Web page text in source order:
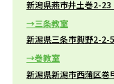
新潟県燕市井土巻2-
三条教室
新潟県三条市興野2-2-
巻教室
新潟県新潟市西蒲区